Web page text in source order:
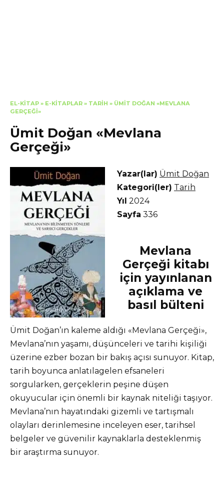
EL-KITAP » E-KITAPLAR » TARIH » ÜMIT DOĞAN «MEVLANA
GERÇEĞI»
Ümit Doğan «Mevlana
Gerçeği»
Yazar(lar) Ümit Doğan
Kategori(ler) Tarih
Yıl 2024
Sayfa 336
Mevlana
Gerçeği kitabı
için yayınlanan
açıklama ve
basıl bülteni
Ümit Doğan’ın kaleme aldığı «Mevlana Gerçeği»,
Mevlana’nın yaşamı, düşünceleri ve tarihi kişiliği
üzerine ezber bozan bir bakış açısı sunuyor. Kitap,
tarih boyunca anlatılagelen efsaneleri
sorgularken, gerçeklerin peşine düşen
okuyucular için önemli bir kaynak niteliği taşıyor.
Mevlana’nın hayatındaki gizemli ve tartışmalı
olayları derinlemesine inceleyen eser, tarihsel
belgeler ve güvenilir kaynaklarla desteklenmiş
bir araştırma sunuyor.